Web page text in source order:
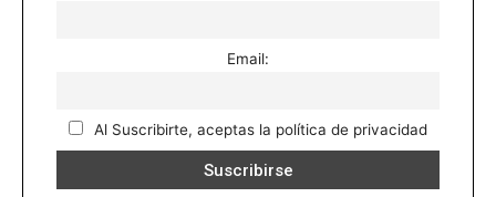
Email:
Al Suscribirte, aceptas la política de privacidad